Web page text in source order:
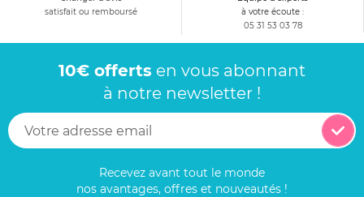
satisfait ou remboursé
à votre écoute :
05 31 53 03 78
10€ offerts en vous abonnant
à notre newsletter !
Recevez avant tout le monde
nos avantages, offres et nouveautés !